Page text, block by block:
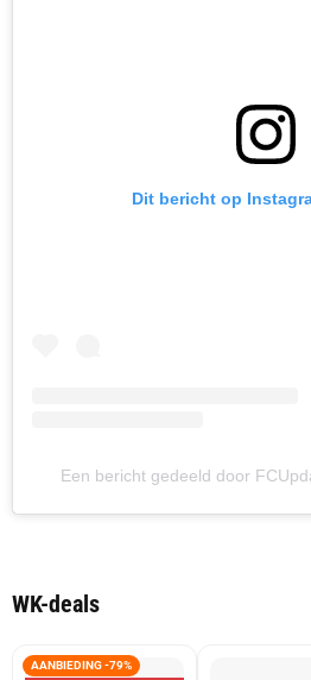
Dit bericht op
Een bericht gedeeld door
WK-deals
AANBIEDING -79%